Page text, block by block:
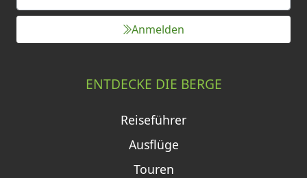
Anmelden
ENTDECKE DIE BERGE
Reiseführer
Ausflüge
Touren